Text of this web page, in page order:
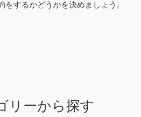
をするかどうかを決めましょう。
リーから探す